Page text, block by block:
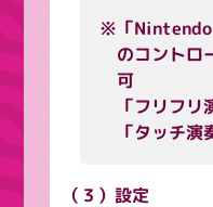
※「Nintendo
のコントロ
可
「フリフリ
「タッチ
（３）設定